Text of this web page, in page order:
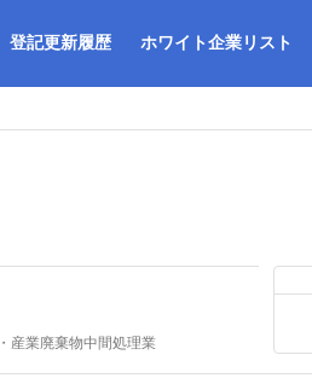
登記更新履歴 ホワイト企業リスト
産業廃棄物中間処理業